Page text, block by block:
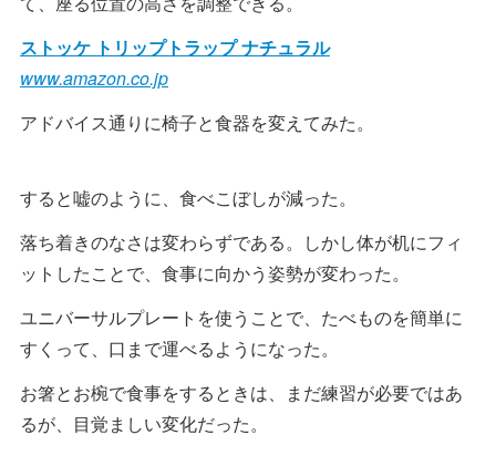
ストッケ トリップトラップ ナチュラル
www.amazon.co.jp
アドバイス通りに椅子と食器を変えてみた。
すると嘘のように、食べこぼしが減った。
落ち着きのなさは変わらずである。しかし体が机にフィ
ットしたことで、食事に向かう姿勢が変わった。
ユニバーサルプレートを使うことで、たべものを簡単に
すくって、口まで運べるようになった。
お箸とお椀で食事をするときは、まだ練習が必要ではあ
るが、目覚ましい変化だった。